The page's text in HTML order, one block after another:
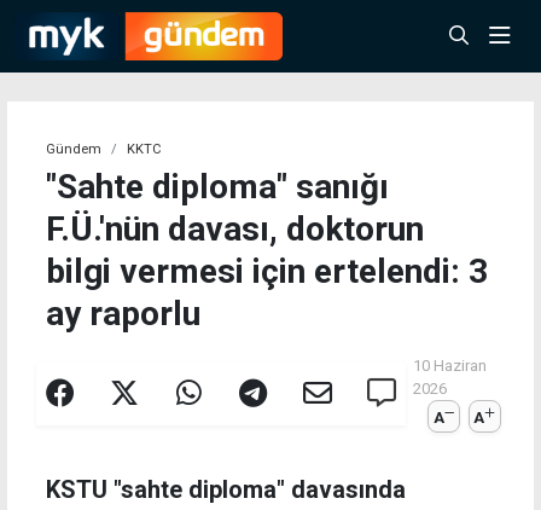
Gündem KKTC
"Sahte diploma" sanığı
F.Ü.'nün davası, doktorun
bilgi vermesi için ertelendi: 3
ay raporlu
10 Haziran
2026
A
A
KSTU "sahte diploma" davasında